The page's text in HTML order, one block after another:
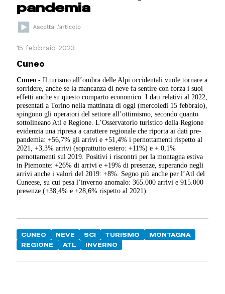
pandemia
15 febbraio 2023
Cuneo
Cuneo - Il turismo all’ombra delle Alpi occidentali vuole tornare a
sorridere, anche se la mancanza di neve fa sentire con forza i suoi
effetti anche su questo comparto economico. I dati relativi al 2022,
presentati a Torino nella mattinata di oggi (mercoledì 15 febbraio),
spingono gli operatori del settore all’ottimismo, secondo quanto
sottolineano Atl e Regione. L’Osservatorio turistico della Regione
evidenzia una ripresa a carattere regionale che riporta ai dati pre-
pandemia: +56,7% gli arrivi e +51,4% i pernottamenti rispetto al
2021, +3,3% arrivi (soprattutto estero: +11%) e + 0,1%
pernottamenti sul 2019. Positivi i riscontri per la montagna estiva
in Piemonte: +26% di arrivi e +19% di presenze, superando negli
arrivi anche i valori del 2019: +8%. Segno più anche per l’Atl del
Cuneese, su cui pesa l’inverno anomalo: 365.000 arrivi e 915.000
presenze (+38,4% e +28,6% rispetto al 2021).
CUNEO NEVE SCI TURISMO
MONTAGNA
REGIONE
ATL INVERNO